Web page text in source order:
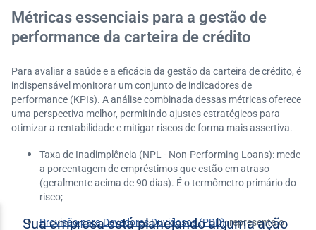
Métricas essenciais para a gestão de
performance da carteira de crédito
Para avaliar a saúde e a eficácia da gestão da carteira de crédito, é
indispensável monitorar um conjunto de indicadores de
performance (KPIs). A análise combinada dessas métricas oferece
uma perspectiva melhor, permitindo ajustes estratégicos para
otimizar a rentabilidade e mitigar riscos de forma mais assertiva.
Taxa de Inadimplência (NPL - Non-Performing Loans): mede
a porcentagem de empréstimos que estão em atraso
(geralmente acima de 90 dias). É o termômetro primário do
risco;
Provisão para Devedores Duvidosos (PDD): representa o